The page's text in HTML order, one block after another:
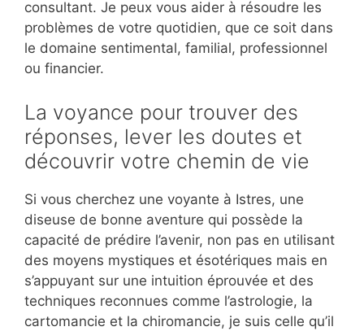
consultant. Je peux vous aider à résoudre les
problèmes de votre quotidien, que ce soit dans
le domaine sentimental, familial, professionnel
ou financier.
La voyance pour trouver des
réponses, lever les doutes et
découvrir votre chemin de vie
Si vous cherchez une voyante à Istres, une
diseuse de bonne aventure qui possède la
capacité de prédire l’avenir, non pas en utilisant
des moyens mystiques et ésotériques mais en
s’appuyant sur une intuition éprouvée et des
techniques reconnues comme l’astrologie, la
cartomancie et la chiromancie, je suis celle qu’il